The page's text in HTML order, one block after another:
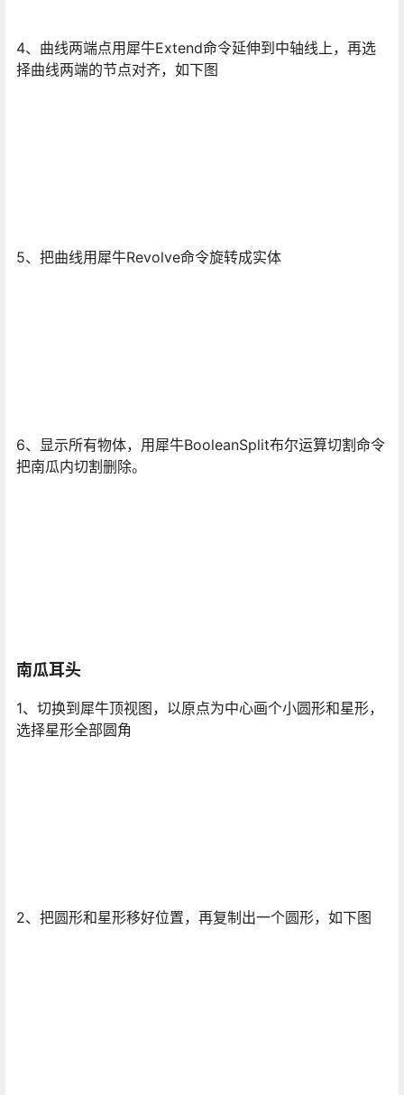
4、曲线两端点用犀牛Extend命令延伸到中轴线上，再选
择曲线两端的节点对齐，如下图
5、把曲线用犀牛Revolve命令旋转成实体
6、显示所有物体，用犀牛BooleanSplit布尔运算切割命令
把南瓜内切割删除。
南瓜耳头
1、切换到犀牛顶视图，以原点为中心画个小圆形和星形，
选择星形全部圆角
2、把圆形和星形移好位置，再复制出一个圆形，如下图